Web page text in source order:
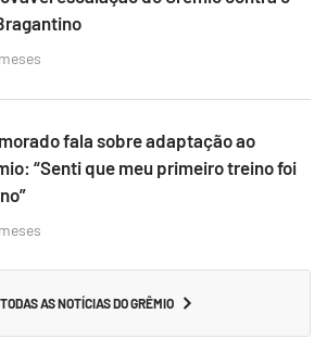
fala sobre adaptação ao
“Senti que meu primeiro treino foi
AS NOTÍCIAS DO GRÊMIO